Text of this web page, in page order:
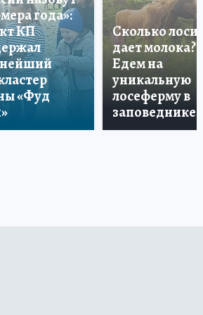
года»:
КП
«Фуд
Сколько лосиха
дает молока?
Едем на
уникальную
лосеферму в
заповеднике!